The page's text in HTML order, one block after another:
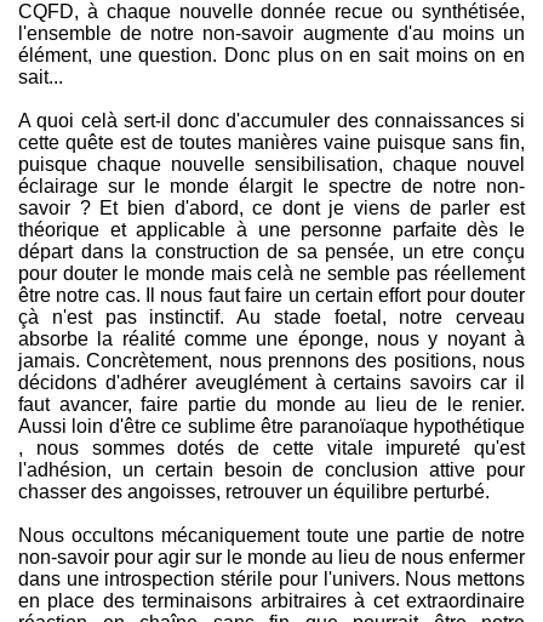
CQFD, à chaque nouvelle donnée recue ou synthétisée,
l'ensemble de notre non-savoir augmente d'au moins un
élément, une question. Donc plus on en sait moins on en
sait...
A quoi celà sert-il donc d'accumuler des connaissances si
cette quête est de toutes manières vaine puisque sans fin,
puisque chaque nouvelle sensibilisation, chaque nouvel
éclairage sur le monde élargit le spectre de notre non-
savoir ? Et bien d'abord, ce dont je viens de parler est
théorique et applicable à une personne parfaite dès le
départ dans la construction de sa pensée, un etre conçu
pour douter le monde mais celà ne semble pas réellement
être notre cas. Il nous faut faire un certain effort pour douter
çà n'est pas instinctif. Au stade foetal, notre cerveau
absorbe la réalité comme une éponge, nous y noyant à
jamais. Concrètement, nous prennons des positions, nous
décidons d'adhérer aveuglément à certains savoirs car il
faut avancer, faire partie du monde au lieu de le renier.
Aussi loin d'être ce sublime être paranoïaque hypothétique
, nous sommes dotés de cette vitale impureté qu'est
l'adhésion, un certain besoin de conclusion attive pour
chasser des angoisses, retrouver un équilibre perturbé.
Nous occultons mécaniquement toute une partie de notre
non-savoir pour agir sur le monde au lieu de nous enfermer
dans une introspection stérile pour l'univers. Nous mettons
en place des terminaisons arbitraires à cet extraordinaire